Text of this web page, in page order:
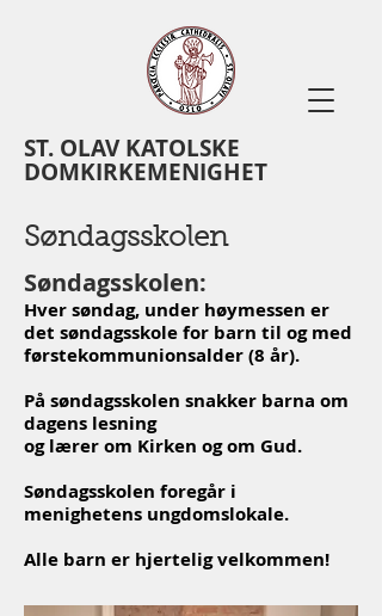
ST. OLAV KATOLSKE
DOMKIRKEMENIGHET
Søndagsskolen
Søndagsskolen:
Hver søndag, under høymessen er
det søndagsskole for barn til og med
førstekommunionsalder (8 år).
På søndagsskolen snakker barna om
dagens lesning
og lærer om Kirken og om Gud.
Søndagsskolen foregår i
menighetens ungdomslokale.
Alle barn er hjertelig velkommen!